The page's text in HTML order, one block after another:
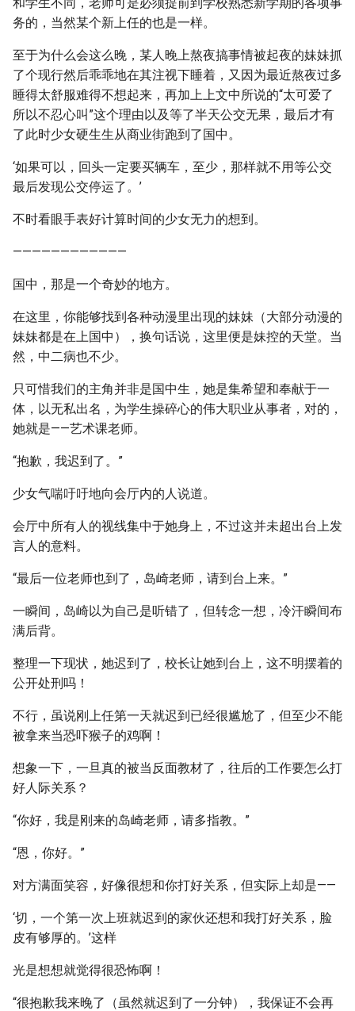
务的，当然某个新上任的也是一样。
至于为什么会这么晚，某人晚上熬夜搞事情被起夜的妹妹抓
了个现行然后乖乖地在其注视下睡着，又因为最近熬夜过多
睡得太舒服难得不想起来，再加上上文中所说的“太可爱了
所以不忍心叫”这个理由以及等了半天公交无果，最后才有
了此时少女硬生生从商业街跑到了国中。
‘如果可以，回头一定要买辆车，至少，那样就不用等公交
最后发现公交停运了。’
不时看眼手表好计算时间的少女无力的想到。
————————————
国中，那是一个奇妙的地方。
在这里，你能够找到各种动漫里出现的妹妹（大部分动漫的
妹妹都是在上国中），换句话说，这里便是妹控的天堂。当
然，中二病也不少。
只可惜我们的主角并非是国中生，她是集希望和奉献于一
体，以无私出名，为学生操碎心的伟大职业从事者，对的，
她就是——艺术课老师。
“抱歉，我迟到了。”
少女气喘吁吁地向会厅内的人说道。
会厅中所有人的视线集中于她身上，不过这并未超出台上发
言人的意料。
“最后一位老师也到了，岛崎老师，请到台上来。”
一瞬间，岛崎以为自己是听错了，但转念一想，冷汗瞬间布
满后背。
整理一下现状，她迟到了，校长让她到台上，这不明摆着的
公开处刑吗！
不行，虽说刚上任第一天就迟到已经很尴尬了，但至少不能
被拿来当恐吓猴子的鸡啊！
想象一下，一旦真的被当反面教材了，往后的工作要怎么打
好人际关系？
“你好，我是刚来的岛崎老师，请多指教。”
“恩，你好。”
对方满面笑容，好像很想和你打好关系，但实际上却是——
‘切，一个第一次上班就迟到的家伙还想和我打好关系，脸
皮有够厚的。’这样
光是想想就觉得很恐怖啊！
“很抱歉我来晚了（虽然就迟到了一分钟），我保证不会再